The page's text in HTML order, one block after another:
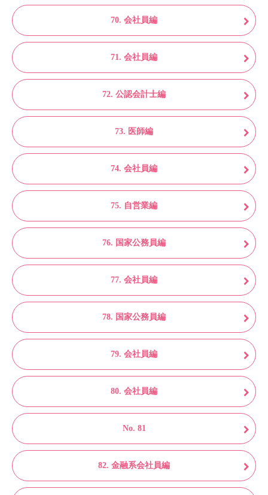
70. 会社員編
71. 会社員編
72. 公認会計士編
73. 医師編
74. 会社員編
75. 自営業編
76. 国家公務員編
77. 会社員編
78. 国家公務員編
79. 会社員編
80. 会社員編
No. 81
82. 金融系会社員編